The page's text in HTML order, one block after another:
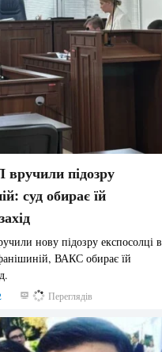
підозру
суд обирає їй
нову підозру експосолці в
ВАКС обирає їй
142 Переглядів